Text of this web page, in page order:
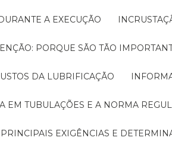
A EXECUÇÃO
PORQUE SÃO TÃO
DA LUBRIFICAÇÃO
EM TUBULAÇÕES E A NORMA
EXIGÊNCIAS E